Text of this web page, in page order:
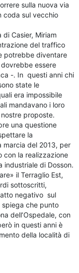
sulla nuova via
coda sul vecchio
Casier, Miriam
del traffico
potrebbe diventare
dovrebbe essere
-. In questi anni chi
state le
era impossibile
mandavano i loro
proposte.
una questione
la
marcia del 2013, per
con la realizzazione
industriale di Dosson.
il Terraglio Est,
sottoscritti,
negativo sul
spiega che punto
dell’Ospedale, con
in questi anni è
della località di